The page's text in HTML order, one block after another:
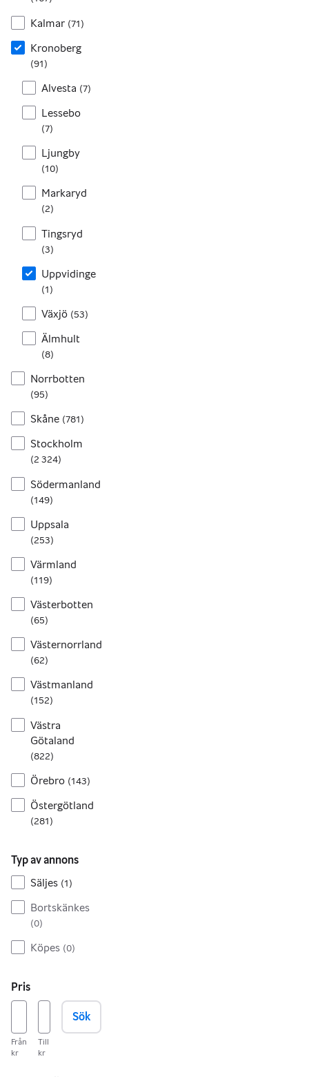
Kalmar (71)
Kronoberg
(91)
Alvesta (7)
Lessebo
(7)
Ljungby
(10)
Markaryd
(2)
Tingsryd
(3)
Uppvidinge
(1)
Växjö (53)
Älmhult
(8)
Norrbotten
(95)
Skåne (781)
Stockholm
(2 324)
Södermanland
(149)
Uppsala
(253)
Värmland
(119)
Västerbotten
(65)
Västernorrland
(62)
Västmanland
(152)
Västra
Götaland
(822)
Örebro (143)
Östergötland
(281)
Typ av annons
Säljes (1)
Bortskänkes
(0)
Köpes (0)
Pris
Från
kr
Till
kr
Sök